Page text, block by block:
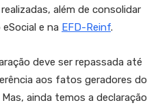
além de consolidar
e na EFD-Reinf.
deve ser repassada até
aos fatos geradores do
ainda temos a declaração